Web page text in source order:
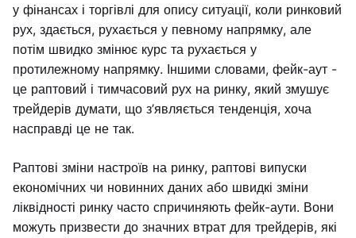
у фінансах і торгівлі для опису ситуації, коли ринковий
рух, здається, рухається у певному напрямку, але
потім швидко змінює курс та рухається у
протилежному напрямку. Іншими словами, фейк-аут -
це раптовий і тимчасовий рух на ринку, який змушує
трейдерів думати, що з’являється тенденція, хоча
насправді це не так.
Раптові зміни настроїв на ринку, раптові випуски
економічних чи новинних даних або швидкі зміни
ліквідності ринку часто спричиняють фейк-аути. Вони
можуть призвести до значних втрат для трейдерів, які